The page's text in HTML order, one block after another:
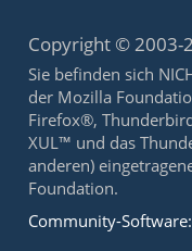
Copyright © 2003-
Sie befinden sich
der Mozilla
Firefox®,
XUL™ und das
anderen)
Foundation.
Community-